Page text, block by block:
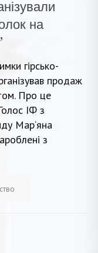
на
гірсько-
продаж
Про це
ІФ з
Мар‘яна
з